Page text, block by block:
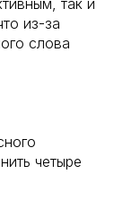
из-за
слова
четыре